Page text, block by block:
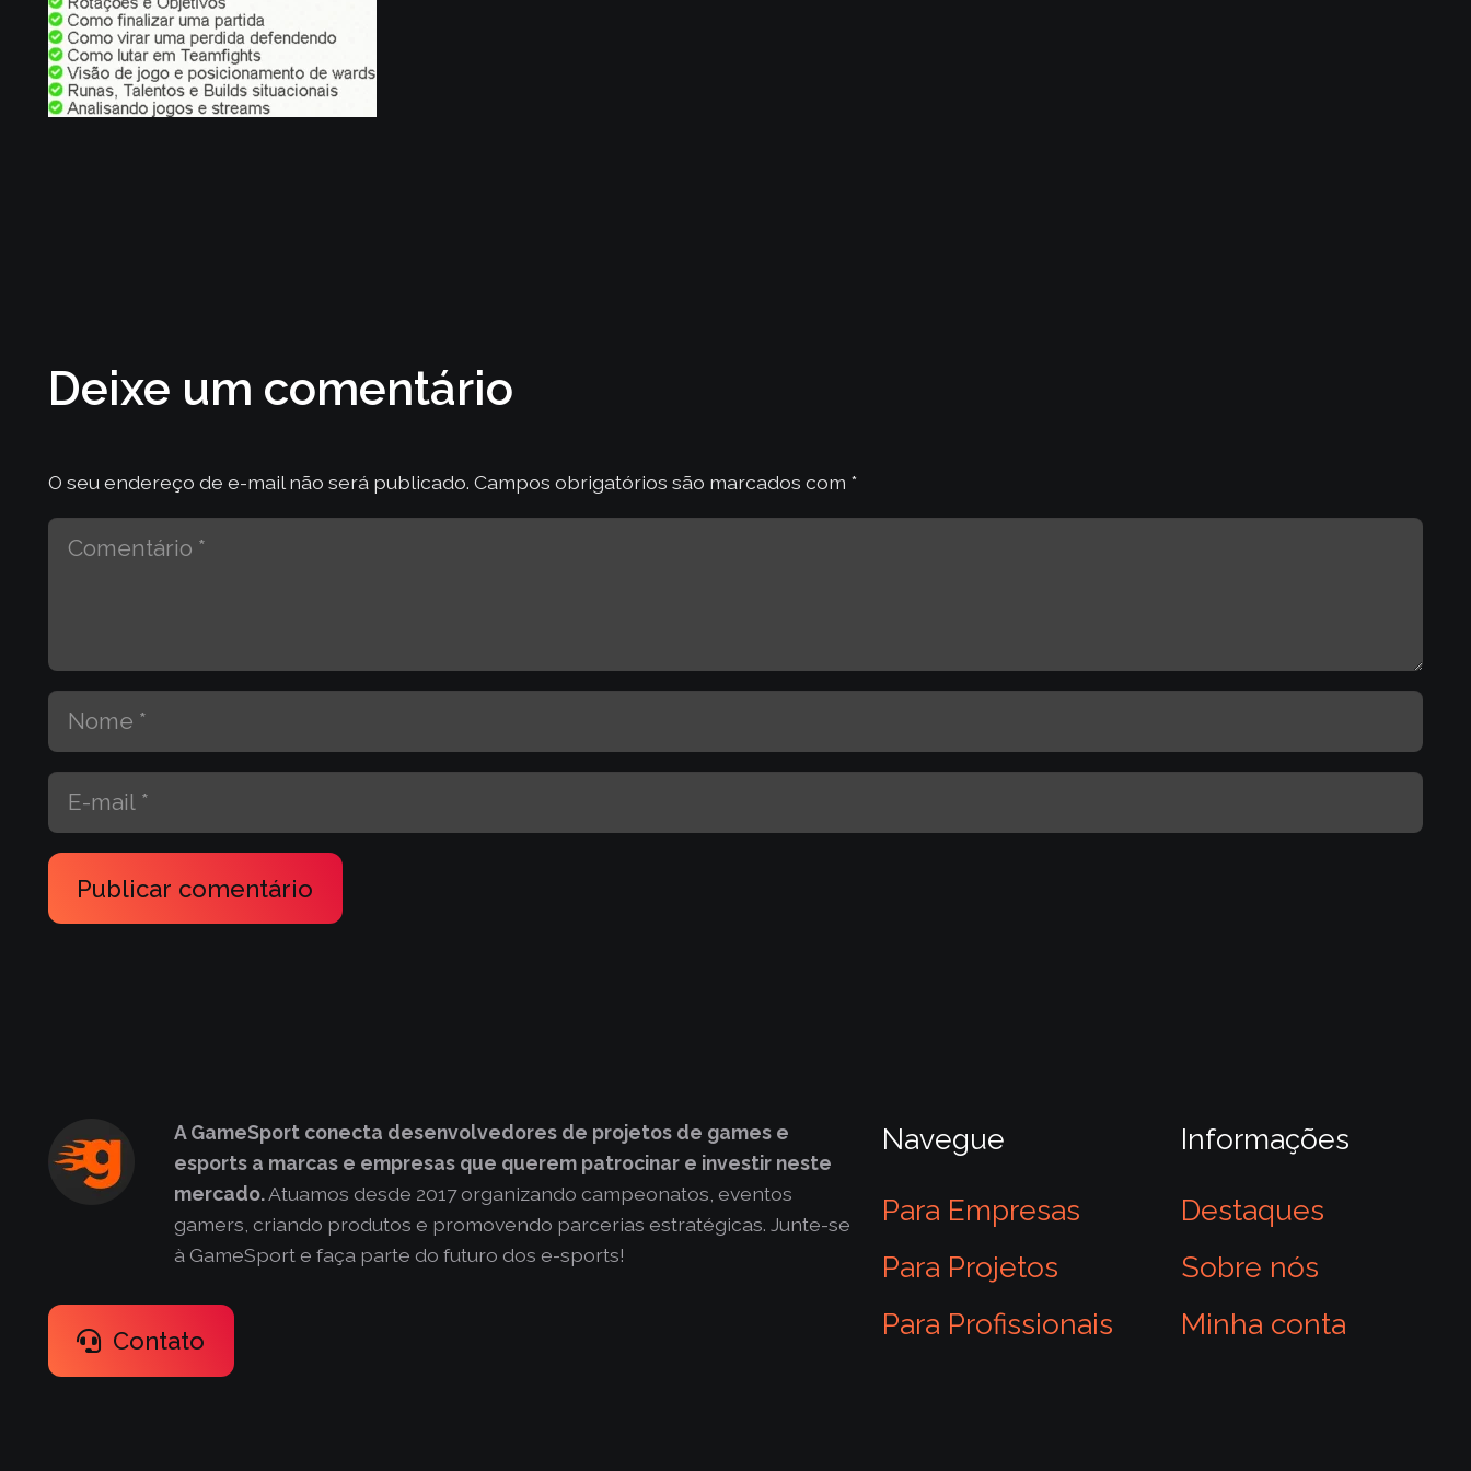
Deixe um comentário
O seu endereço de e-mail não será publicado. Campos obrigatórios são marcados com *
Publicar comentário
A GameSport conecta desenvolvedores de projetos de games e
esports a marcas e empresas que querem patrocinar e investir neste
mercado.Atuamos desde 2017 organizando campeonatos, eventos
gamers, criando produtos e promovendo parcerias estratégicas. Junte-se
à GameSport e faça parte do futuro dos e-sports!
Contato
Navegue
Para Empresas
Para Projetos
Para Profissionais
Informações
Destaques
Sobre nós
Minha conta